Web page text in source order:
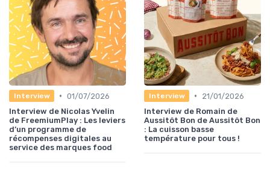
Interview • 01/07/2026
Interview de Nicolas Yvelin
de FreemiumPlay : Les leviers
d’un programme de
récompenses digitales au
service des marques food
Interview •
21/01/2026
Interview de Romain de
Aussitôt Bon de Aussitôt Bon
: La cuisson basse
température pour tous !